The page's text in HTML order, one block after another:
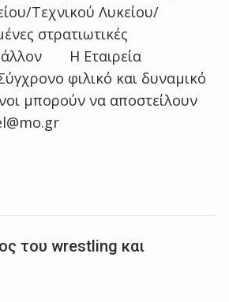
Τεχνικού Λυκείου/
στρατιωτικές
Η Εταιρεία
φιλικό και δυναμικό
μπορούν να αποστείλουν
του wrestling και